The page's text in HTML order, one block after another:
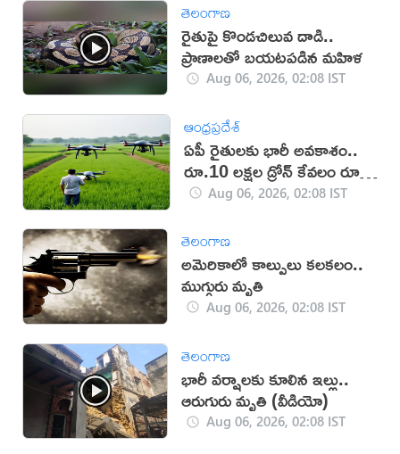
తెలంగాణ
రైతుపై కొండచిలువ దాడి..
ప్రాణాలతో బయటపడిన మహిళ
Aug 06, 2026, 02:08 IST
ఆంధ్రప్రదేశ్
ఏపీ రైతులకు భారీ అవకాశం..
రూ.10 లక్షల డ్రోన్ కేవలం రూ.2
లక్షలకే!Aug 06, 2026, 02:08 IST
తెలంగాణ
అమెరికాలో కాల్పులు కలకలం..
ముగ్గురు మృతి
Aug 06, 2026, 02:08 IST
తెలంగాణ
భారీ వర్షాలకు కూలిన ఇల్లు..
ఆరుగురు మృతి (వీడియో)
Aug 06, 2026, 02:08 IST